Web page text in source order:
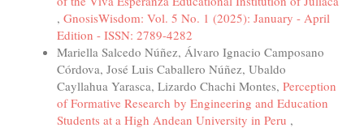
, GnosisWisdom: Vol. 5 No. 1 (2025): January - April
Edition - ISSN: 2789-4282
Mariella Salcedo Núñez, Álvaro Ignacio Camposano
Córdova, José Luis Caballero Núñez, Ubaldo
Cayllahua Yarasca, Lizardo Chachi Montes, Perception
of Formative Research by Engineering and Education
Students at a High Andean University in Peru ,